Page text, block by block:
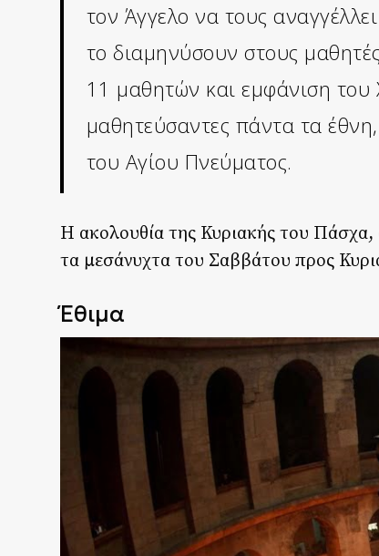
τον Άγγελο να τους
το διαμηνύσουν στους
11 μαθητών και εμφάνιση του
μαθητεύσαντες πάντα τα
του Αγίου Πνεύματος.
Η ακολουθία της Κυριακής του
τα μεσάνυχτα του Σαββάτου προς
Έθιμα